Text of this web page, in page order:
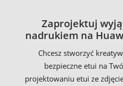
Zaprojektuj
nadrukiem na
Chcesz stworzyć
bezpieczne etui na
projektowaniu etui ze